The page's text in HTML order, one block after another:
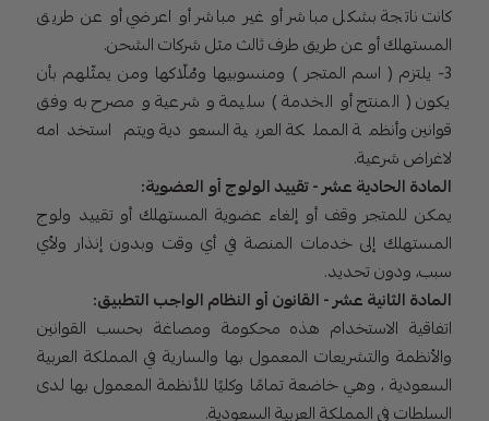
كانت ناتجة بشكل مباشر أو غير مباشر أو اعرضي أو عن طريق
المستهلك أو عن طريق طرف ثالث مثل شركات الشحن.
3- يلتزم ( اسم المتجر ) ومنسوبيها ومُلّاكها ومن يمثّلهم بأن
يكون ( المنتج أو الخدمة ) سليمة و شرعية و مصرح به وفق
قوانين وأنظمة المملكة العربية السعودية ويتم استخدامه
لاغراض شرعية.
المادة الحادية عشر - تقييد الولوج أو العضوية:
يمكن للمتجر وقف أو إلغاء عضوية المستهلك أو تقييد ولوج
المستهلك إلى خدمات المنصة في أي وقت وبدون إنذار ولأي
سبب، ودون تحديد.
المادة الثانية عشر - القانون أو النظام الواجب التطبيق:
اتفاقية الاستخدام هذه محكومة ومصاغة بحسب القوانين
والأنظمة والتشريعات المعمول بها والسارية في المملكة العربية
السعودية ، وهي خاضعة تمامًا وكليًا للأنظمة المعمول بها لدى
السلطات في المملكة العربية السعودية.